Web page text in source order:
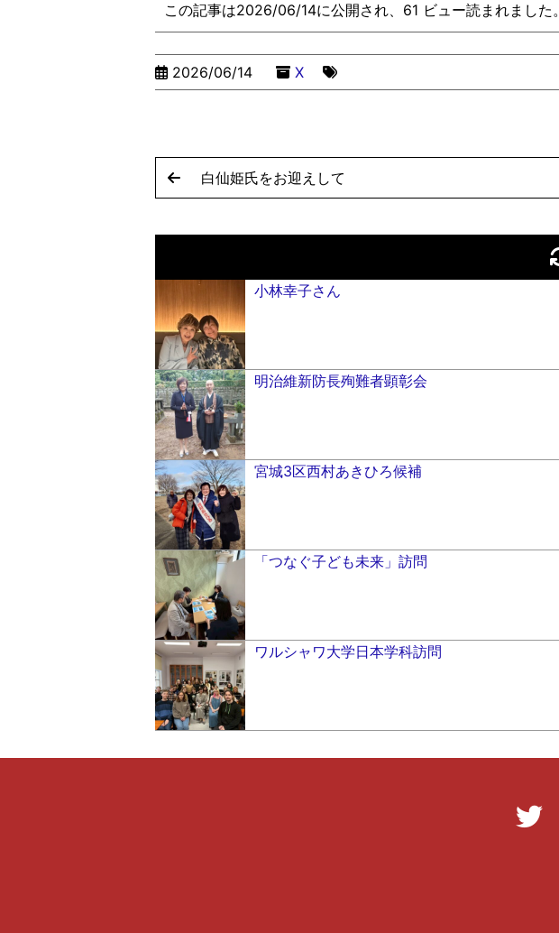
e
s
l
この記事は2026/06/14に公開され、61 ビュー読まれました。
2026/06/14 X
白仙姫氏をお迎えして
小林幸子さん
明治維新防長殉難者顕彰会
宮城3区西村あきひろ候補
「つなぐ子ども未来」訪問
ワルシャワ大学日本学科訪問